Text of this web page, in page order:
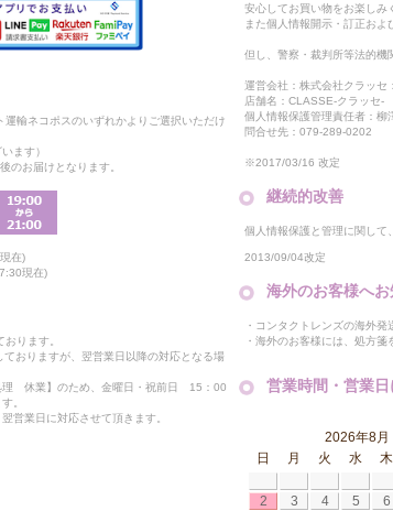
輸ネコポスのいずれかよりご選択いただけ
ます）
のお届けとなります。
在)
現在)
ります。
おりますが、翌営業日以降の対応となる場
理 休業】のため、金曜日・祝前日 15：00
。
営業日に対応させて頂きます。
安心してお買い物をお楽しみ
また個人情報開示・訂正およ
但し、警察・裁判所等法的機
運営会社：株式会社クラッセ：
店舗名：CLASSE-クラッセ-
個人情報保護管理責任者：
問合せ先：079-289-0202
※2017/03/16 改定
継続的改善
個人情報保護と管理に関して
2013/09/04改定
海外のお客様へ
・コンタクトレンズの海外発
・海外のお客様には、処方
営業時間・営業日
2026年8月
日
月 火 水 木
2
3 4 5 6